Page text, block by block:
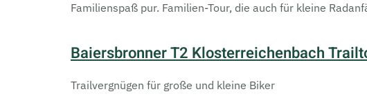
Familienspaß pur. Familien-Tour, die auch für kleine
Baiersbronner T2 Klosterreichenbach
Trailvergnügen für große und kleine Biker